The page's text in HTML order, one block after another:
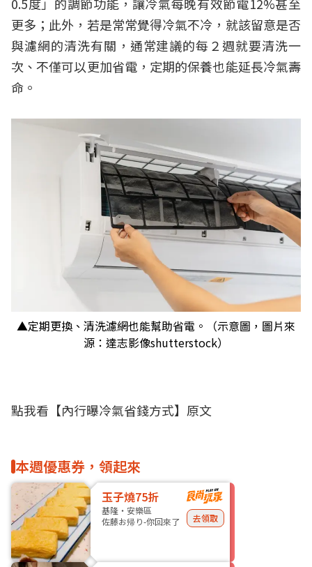
更多；此外，若是常常覺得冷氣不冷，就該留意是否
與濾網的清洗有關，通常建議的每２週就要清洗一
次、不僅可以更加省電，定期的保養也能延長冷氣壽
命。
▲定期更換、清洗濾網也能幫助省電。（示意圖，圖片來
源：達志影像shutterstock）
點我看【內行曝冷氣省錢方式】原文
本週優惠券，領起來
玉子燒75折
基隆・安樂區
佐藤お帰り-你回來了
去領取